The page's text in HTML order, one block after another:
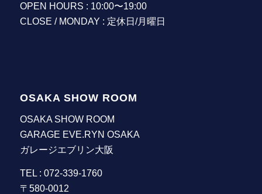
OPEN HOURS : 10:00〜19:00
CLOSE / MONDAY : 定休日/月曜日
OSAKA SHOW ROOM
OSAKA SHOW ROOM
GARAGE EVE.RYN OSAKA
ガレージエブリン大阪
TEL : 072-339-1760
〒580-0012